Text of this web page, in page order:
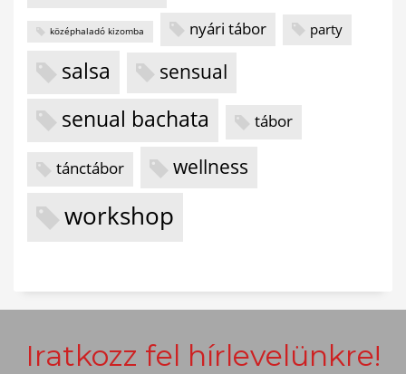
középhaladó kizomba nyári tábor party
salsa sensual
senual bachata tábor
tánctábor wellness
workshop
Iratkozz fel hírlevelünkre!